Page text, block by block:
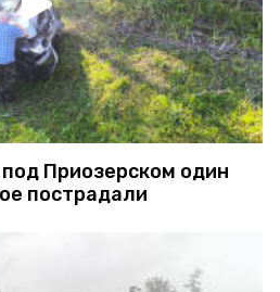
Приозерском один
пострадали